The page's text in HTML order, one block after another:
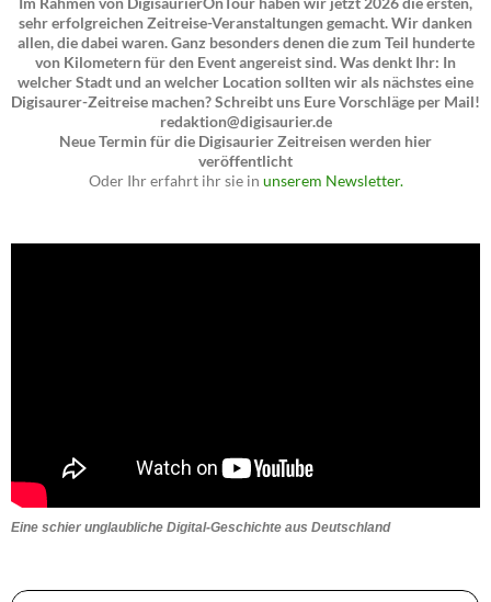
sehr erfolgreichen Zeitreise-Veranstaltungen gemacht. Wir danken
allen, die dabei waren. Ganz besonders denen die zum Teil hunderte
von Kilometern für den Event angereist sind. Was denkt Ihr: In
welcher Stadt und an welcher Location sollten wir als nächstes eine
Digisaurer-Zeitreise machen? Schreibt uns Eure Vorschläge per Mail!
redaktion@digisaurier.de
Neue Termin für die Digisaurier Zeitreisen werden hier
veröffentlicht
Oder Ihr erfahrt ihr sie in unserem Newsletter.
Eine schier unglaubliche Digital-Geschichte aus Deutschland